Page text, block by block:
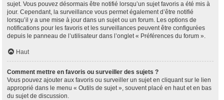
sujet. Vous pouvez désormais être notifié lorsqu’un sujet favoris a été mis à
jour. Cependant, la surveillance vous permet également d’être notifié
lorsqu’il y a une mise à jour dans un sujet ou un forum. Les options de
notifications pour les favoris et les surveillances peuvent être configurées
depuis le panneau de l’utilisateur dans l’onglet « Préférences du forum ».
Haut
Comment mettre en favoris ou surveiller des sujets ?
Vous pouvez ajouter aux favoris ou surveiller un sujet en cliquant sur le lien
approprié dans le menu « Outils de sujet », souvent placé en haut et en bas
du sujet de discussion.